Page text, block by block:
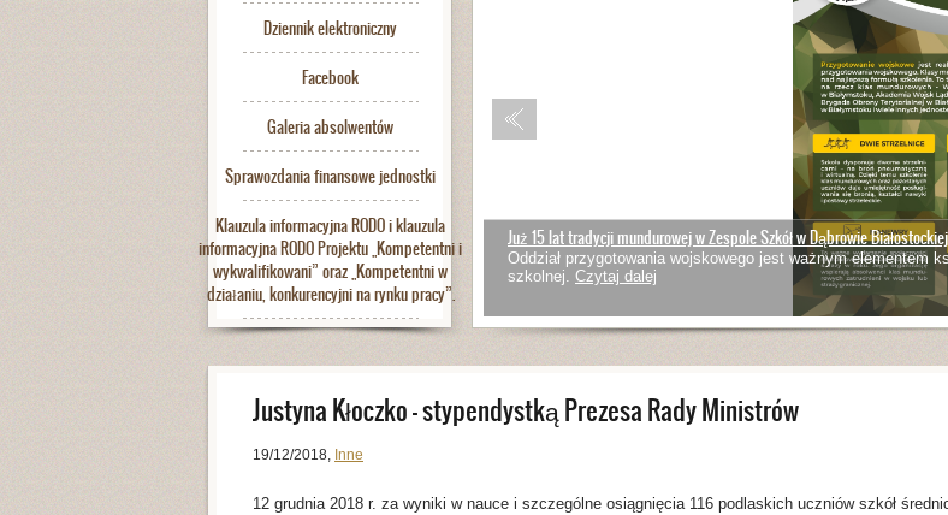
Dziennik elektroniczny
Facebook
Galeria absolwentów
Sprawozdania finansowe jednostki
Klauzula informacyjna RODO i klauzula
informacyjna RODO Projektu „Kompetentni i
wykwalifikowani” oraz „Kompetentni w
działaniu, konkurencyjni na rynku pracy”.
Już 15 lat tradycji mundurowej w Zespole Szkół w Dąbrowie Białostockiej
Oddział przygotowania wojskowego jest ważnym elementem
szkolnej. Czytaj dalej
Justyna Kłoczko – stypendystką Prezesa Rady Ministrów
19/12/2018, Inne
12 grudnia 2018 r. za wyniki w nauce i szczególne osiągnięcia 116 podlaskich uczniów szkół